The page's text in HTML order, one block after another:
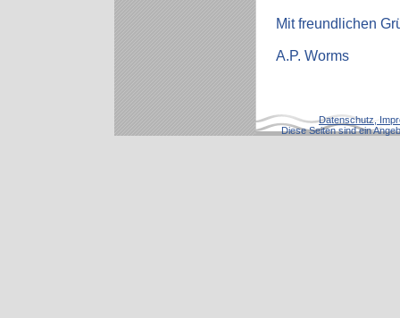
Mit freundlichen
A.P. Worms
Datenschutz,
Diese Seiten sind ein